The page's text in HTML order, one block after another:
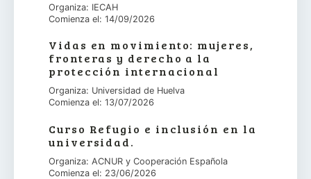
Organiza: IECAH
Comienza el: 14/09/2026
Vidas en movimiento: mujeres,
fronteras y derecho a la
protección internacional
Organiza: Universidad de Huelva
Comienza el: 13/07/2026
Curso Refugio e inclusión en la
universidad.
Organiza: ACNUR y Cooperación Española
Comienza el: 23/06/2026